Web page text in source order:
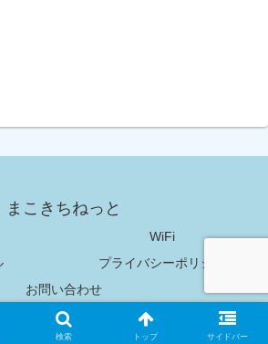
まこきちねっと
WiFi
プライバシーポリシー
お問い合わせ
まこきちねっと All Rights Reserved.
検索 トップ サイドバー